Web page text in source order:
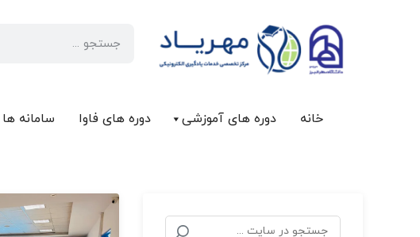
خانه دوره های آموزشی دوره های فاوا سامانه ها